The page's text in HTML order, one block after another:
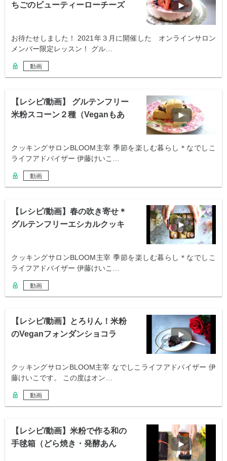
ちごのビューティーローチーズ
お待たせしました！ 2021年３月に開催した オンラインサロン
メンバー限定レッスン！ グル…
動画
【レシピ/動画】 グルテンフリー
米粉スコーン２種（Veganもあ
クッキングサロンBLOOM主宰 季節を楽しむ暮らし＊なでしこ
ライフアドバイザー 伊藤けいこ…
動画
【レシピ/動画】春の吹き寄せ＊
グルテンフリーエシカルクッキ
クッキングサロンBLOOM主宰 季節を楽しむ暮らし＊なでしこ
ライフアドバイザー 伊藤けいこ…
動画
【レシピ/動画】とろりん！米粉
のVeganフォンダンショコラ
クッキングサロンBLOOM主宰 なでしこライフアドバイザー 伊
藤けいこです。 この度はオン…
動画
【レシピ/動画】米粉で作る和の
手毬箱（どら焼き・発酵あん